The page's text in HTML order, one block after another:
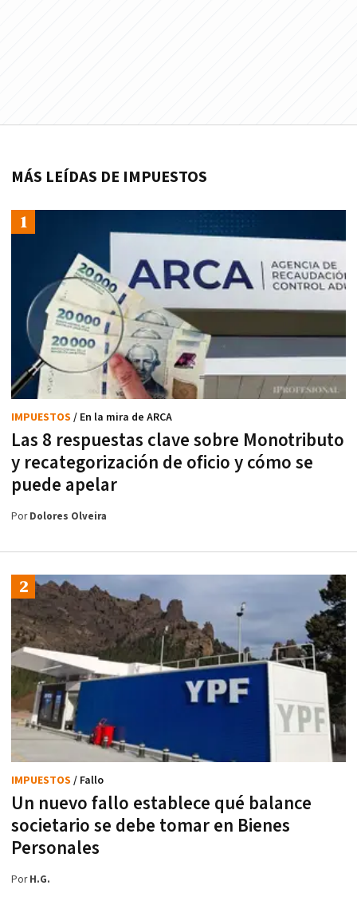
MÁS LEÍDAS DE IMPUESTOS
Las 8 respuestas clave sobre Monotributo
y recategorización de oficio y cómo se
puede apelar
IMPUESTOS / En la mira de ARCA
PorDolores Olveira
Un nuevo fallo establece qué balance
societario se debe tomar en Bienes
Personales
IMPUESTOS / Fallo
PorH.G.